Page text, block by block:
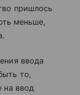
пришлось
меньше,
ввода
то,
на ввод